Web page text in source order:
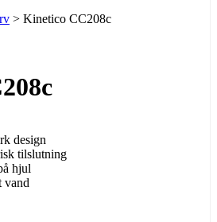
> Kinetico CC208c
design
tilslutning
hjul
vand